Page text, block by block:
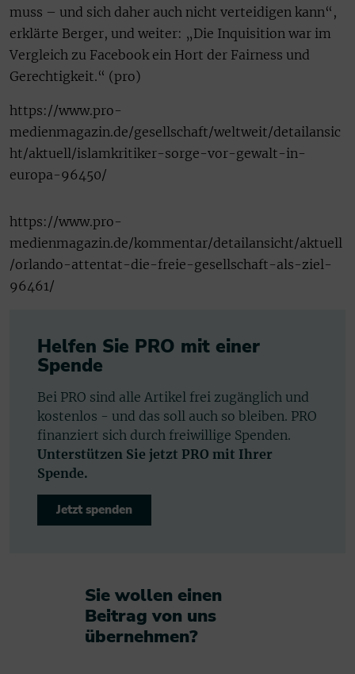
muss – und sich daher auch nicht verteidigen kann“,
erklärte Berger, und weiter: „Die Inquisition war im
Vergleich zu Facebook ein Hort der Fairness und
Gerechtigkeit.“ (pro)
https://www.pro-
medienmagazin.de/gesellschaft/weltweit/detailansic
ht/aktuell/islamkritiker-sorge-vor-gewalt-in-
europa-96450/
https://www.pro-
medienmagazin.de/kommentar/detailansicht/aktuell
/orlando-attentat-die-freie-gesellschaft-als-ziel-
96461/
Helfen Sie PRO mit einer
Spende
Bei PRO sind alle Artikel frei zugänglich und
kostenlos - und das soll auch so bleiben. PRO
finanziert sich durch freiwillige Spenden.
Unterstützen Sie jetzt PRO mit Ihrer
Spende.
Jetzt spenden
Sie wollen einen
Beitrag von uns
übernehmen?​